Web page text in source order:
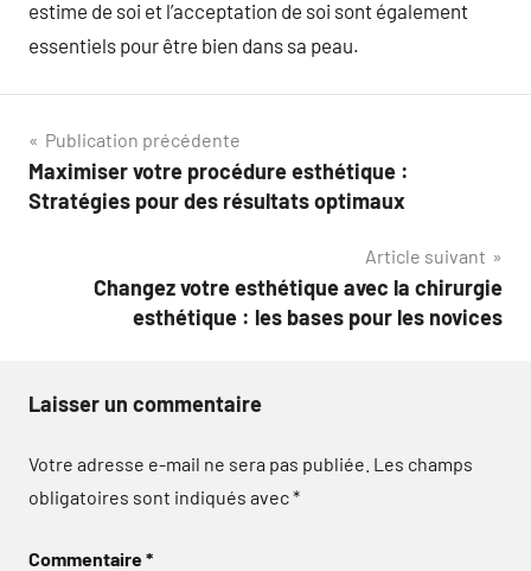
estime de soi et l’acceptation de soi sont également
essentiels pour être bien dans sa peau.
Navigation
de
Publication précédente
Maximiser votre procédure esthétique :
Stratégies pour des résultats optimaux
Article suivant
Changez votre esthétique avec la chirurgie
esthétique : les bases pour les novices
Laisser un commentaire
Votre adresse e-mail ne sera pas publiée. Les champs
obligatoires sont indiqués avec*
Commentaire*